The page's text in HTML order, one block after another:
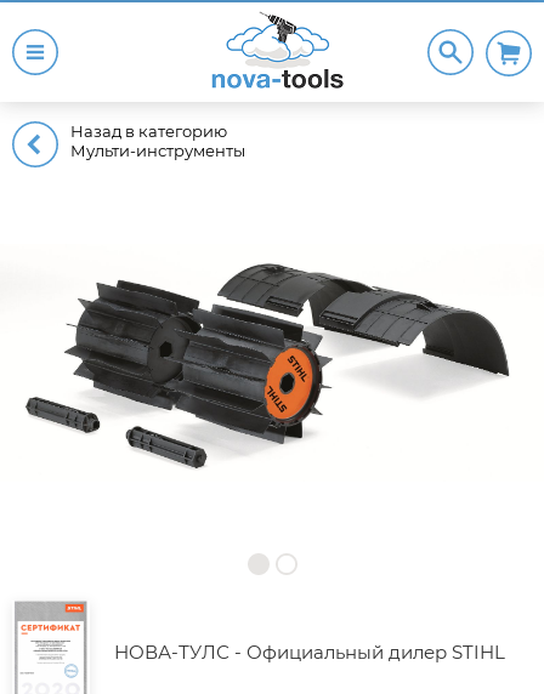
Назад в категорию
Мульти-инструменты
НОВА-ТУЛС - Официальный дилер STIHL